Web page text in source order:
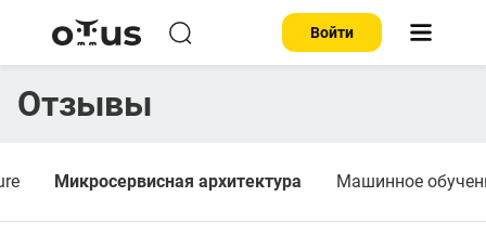
Войти
Отзывы
Микросервисная архитектура Машинное